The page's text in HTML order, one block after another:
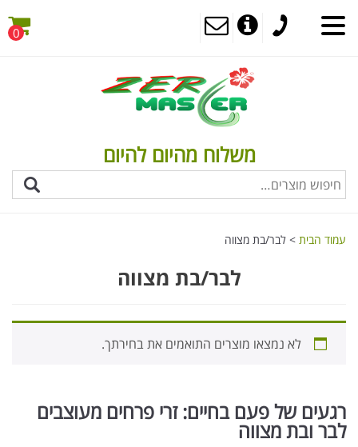
0
משלוח מהיום להיום
עמוד הבית > לבר/בת מצווה
לבר/בת מצווה
לא נמצאו מוצרים התואמים את בחירתך.
רגעים של פעם בחיים: זרי פרחים מעוצבים
לבר ובת מצווה